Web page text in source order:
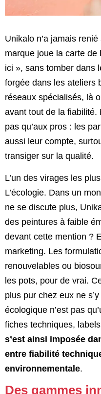
Unikalo n’a jamais
marque joue la carte
ici », sans tomber dans
forgée dans les ateliers
réseaux spécialisés, là
avant tout de la fiabilité.
pas qu’aux pros : les
aussi leur compte,
transiger sur la qualité.
L’un des virages les
L’écologie. Dans un
ne se discute plus,
des peintures à faible
devant cette mention ?
marketing. Les
renouvelables ou
les pots, pour de vrai.
plus pur chez eux ne
écologique n’est pas
fiches techniques,
s’est ainsi imposée
entre fiabilité
environnementale.
Des gammes